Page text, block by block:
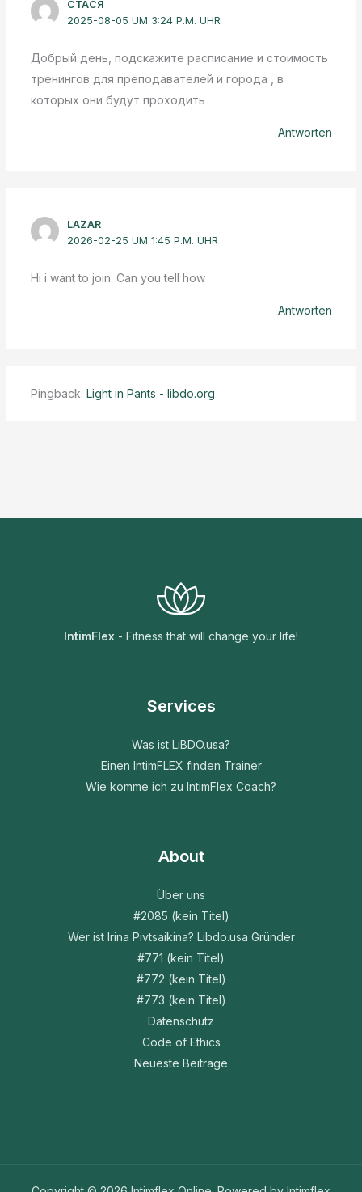
СТАСЯ
2025-08-05 UM 3:24 P.M. UHR
Добрый день, подскажите расписание и стоимость
тренингов для преподавателей и города , в
которых они будут проходить
Antworten
LAZAR
2026-02-25 UM 1:45 P.M. UHR
Hi i want to join. Can you tell how
Antworten
Pingback: Light in Pants - libdo.org
IntimFlex - Fitness that will change your life!
Services
Was ist LiBDO.usa?
Einen IntimFLEX finden Trainer
Wie komme ich zu IntimFlex Coach?
About
Über uns
#2085 (kein Titel)
Wer ist Irina Pivtsaikina? Libdo.usa Gründer
#771 (kein Titel)
#772 (kein Titel)
#773 (kein Titel)
Datenschutz
Code of Ethics
Neueste Beiträge